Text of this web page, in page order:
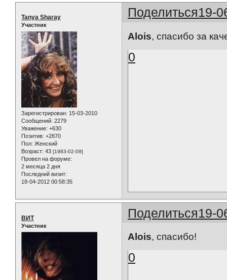
Поделиться19-
Tanya Sharay
Участник
Зарегистрирован: 15-03-2010
Сообщений: 2279
Уважение: +630
Позитив: +2870
Пол: Женский
Возраст: 43 [1983-02-09]
Провел на форуме:
2 месяца 2 дня
Последний визит:
18-04-2012 00:58:35
Alois, спасибо за
0
Поделиться19-
ВИТ
Участник
Alois, спасибо!
0